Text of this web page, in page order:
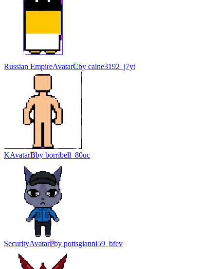
Russian EmpireAvatarCby caine3192_j7yt
KAvatarBby borribell_80uc
SecurityAvatarPby pottsgianni59_bfev